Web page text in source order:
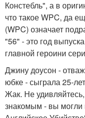
Констебль", а в
что такое WPC, да
(WPC) означает
"56" - это год
главной героини
Джину доусон -
юбке - сыграла 25-
Жак. Не
знакомым - вы могли